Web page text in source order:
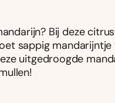
Bij deze
sappig
uitgedroogde